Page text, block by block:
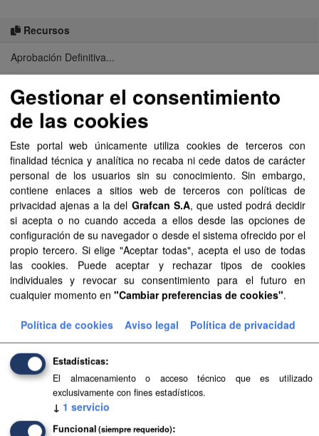
Recursos
Aprobación Definitiva...
Aprobación Definitiva...
Aprobación Definitiva...
Aprobación Definitiva...
Aprobación Definitiva...
Aprobación Definitiva...
Aprobación Definitiva...
Aprobación Definitiva...
Aprobación Definitiva...
Aprobación Definitiva...
Aprobación Definitiva...
Aprobación Definitiva...
Sentencia del...
Gestionar el consentimiento
de las cookies
Este portal web únicamente utiliza cookies de terceros con
finalidad técnica y analítica no recaba ni cede datos de carácter
personal de los usuarios sin su conocimiento. Sin embargo,
contiene enlaces a sitios web de terceros con políticas de
privacidad ajenas a la del Grafcan S.A, que usted podrá decidir
si acepta o no cuando acceda a ellos desde las opciones de
configuración de su navegador o desde el sistema ofrecido por el
propio tercero. Si elige "Aceptar todas", acepta el uso de todas
las cookies. Puede aceptar y rechazar tipos de cookies
individuales y revocar su consentimiento para el futuro en
cualquier momento en "Cambiar preferencias de cookies".
Política de cookies Aviso legal Política de privacidad
Estadísticas
El almacenamiento o acceso técnico que es utilizado
exclusivamente con fines estadísticos.
↓ 1 servicio
Funcional (siempre requerido)